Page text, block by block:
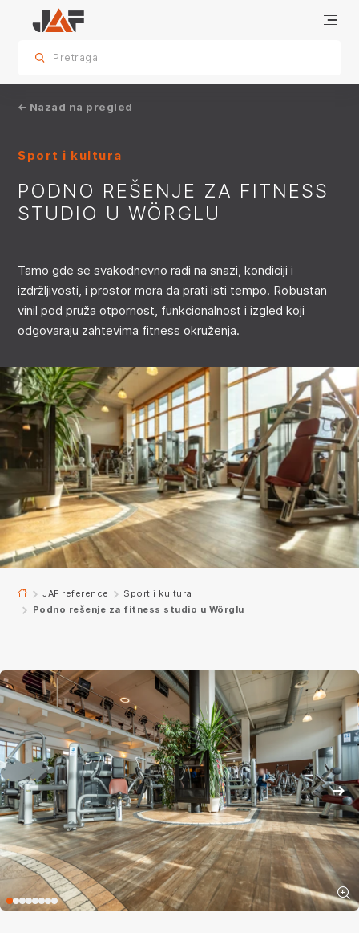
sr.skip-to.main-content
sr.skip-to.table-of-contents
sr.skip-to.main-navigation
Podno rešenje za fitness studio u Wörglu
informacije o projektu
Slični referentni projekti
Pretraga
Nazad na pregled
Sport i kultura
PODNO REŠENJE ZA FITNESS
STUDIO U WÖRGLU
Tamo gde se svakodnevno radi na snazi, kondiciji i
izdržljivosti, i prostor mora da prati isti tempo. Robustan
vinil pod pruža otpornost, funkcionalnost i izgled koji
odgovaraju zahtevima fitness okruženja.
JAF reference
Sport i kultura
Podno rešenje za fitness studio u Wörglu